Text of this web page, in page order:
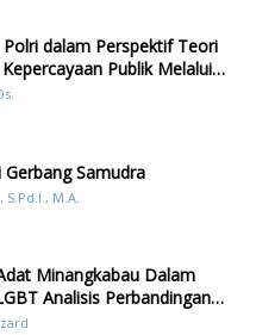
dalam Perspektif Teori
Publik Melalui
Bencana di
Samudra
M.A.
Minangkabau Dalam
Analisis Perbandingan